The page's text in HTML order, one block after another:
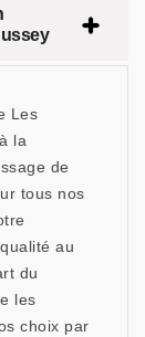
Les
la
de
tous nos
au
du
les
choix par